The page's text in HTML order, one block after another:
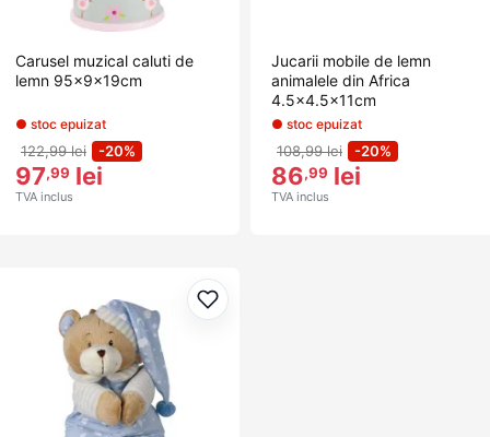
Carusel muzical caluti de
lemn 95x9x19cm
● stoc epuizat
122,99 lei -20%
97,99 lei
TVA inclus
Jucarii mobile de lemn
animalele din Africa
4.5x4.5x11cm
● stoc epuizat
108,99 lei -20%
86,99 lei
TVA inclus
Adaugă la favorite